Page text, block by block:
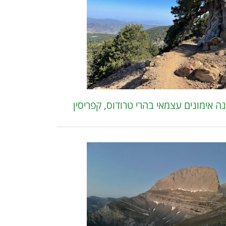
אימונים עצמאי בהרי טרודוס, קפריסין